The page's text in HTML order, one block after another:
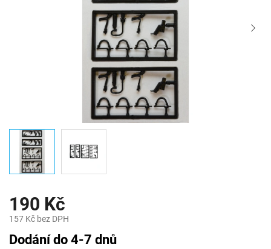
190 Kč
157 Kč bez DPH
Měrná
cena:
Dodání do 4-7 dnů